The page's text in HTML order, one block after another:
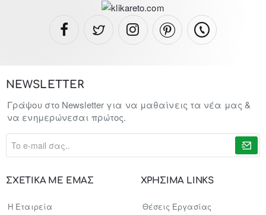
ΣΧΕΤΙΚΑ ΜΕ ΕΜΑΣ
Η Εταιρεία
ΧΡΗΣΙΜΑ LINKS
Θέσεις Εργασίας
NEWSLETTER
Γράψου στο Newsletter για να μαθαίνεις τα νέα μας &
να ενημερώνεσαι πρώτος.
σας..